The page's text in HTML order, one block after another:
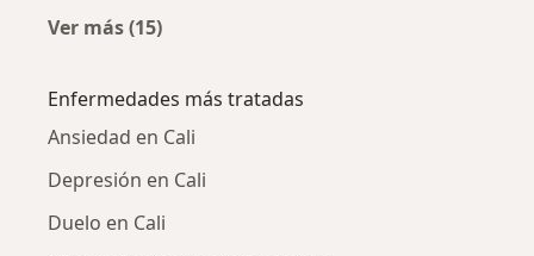
Ver más (15)
Enfermedades más tratadas
Ansiedad en Cali
Depresión en Cali
Duelo en Cali